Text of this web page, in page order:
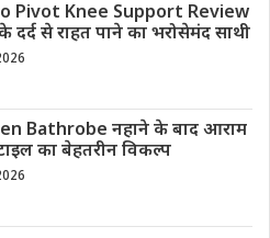
Pivot Knee Support Review
दर्द से राहत पाने का भरोसेमंद साथी
Bathrobe नहाने के बाद आराम
का बेहतरीन विकल्प